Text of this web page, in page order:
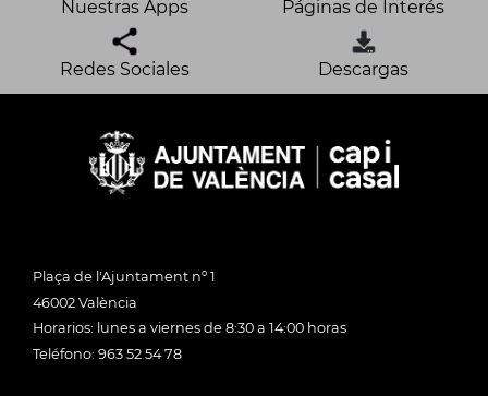
Nuestras Apps Páginas de Interés
Redes Sociales Descargas
Plaça de l'Ajuntament nº 1
46002 València
Horarios: lunes a viernes de 8:30 a 14:00 horas
Teléfono: 963 52 54 78